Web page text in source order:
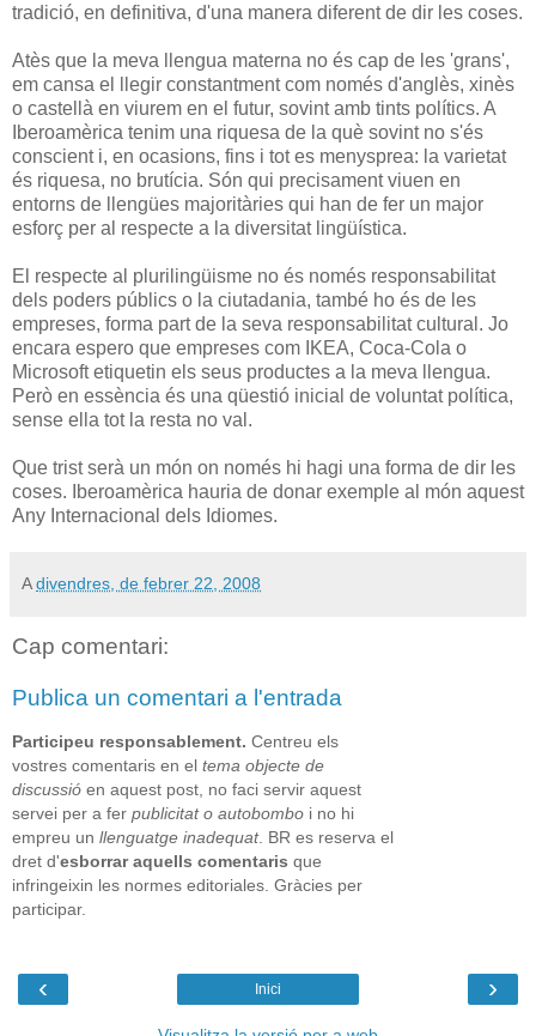
tradició, en definitiva, d'una manera diferent de dir les coses.
Atès que la meva llengua materna no és cap de les 'grans',
em cansa el llegir constantment com només d'anglès, xinès
o castellà en viurem en el futur, sovint amb tints polítics. A
Iberoamèrica tenim una riquesa de la què sovint no s'és
conscient i, en ocasions, fins i tot es menysprea: la varietat
és riquesa, no brutícia. Són qui precisament viuen en
entorns de llengües majoritàries qui han de fer un major
esforç per al respecte a la diversitat lingüística.
El respecte al plurilingüisme no és només responsabilitat
dels poders públics o la ciutadania, també ho és de les
empreses, forma part de la seva responsabilitat cultural. Jo
encara espero que empreses com IKEA, Coca-Cola o
Microsoft etiquetin els seus productes a la meva llengua.
Però en essència és una qüestió inicial de voluntat política,
sense ella tot la resta no val.
Que trist serà un món on només hi hagi una forma de dir les
coses. Iberoamèrica hauria de donar exemple al món aquest
Any Internacional dels Idiomes.
Adivendres, de febrer 22, 2008
Cap comentari:
Publica un comentari a l'entrada
Participeu responsablement. Centreu els
vostres comentaris en el tema objecte de
discussió en aquest post, no faci servir aquest
servei per a fer publicitat o autobombo i no hi
empreu un llenguatge inadequat. BR es reserva el
dret d'esborrar aquells comentaris que
infringeixin les normes editoriales. Gràcies per
participar.
‹ ›
Inici